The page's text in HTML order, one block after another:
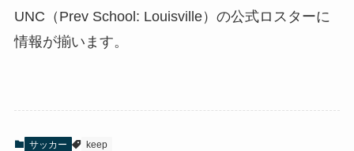
UNC（Prev School: Louisville）の公式ロスターに
情報が揃います。
サッカー keep